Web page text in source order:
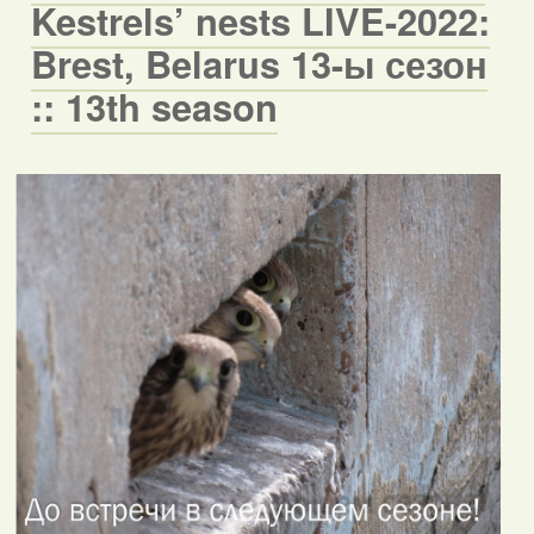
Kestrels’ nests LIVE-2022:
Brest, Belarus 13-ы сезон
:: 13th season